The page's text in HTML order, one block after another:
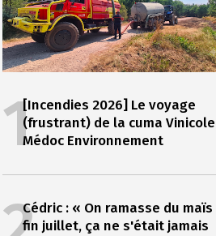
1[Incendies 2026] Le voyage
(frustrant) de la cuma Vinicole
Médoc Environnement
Cédric : « On ramasse du maïs
fin juillet, ça ne s'était jamais